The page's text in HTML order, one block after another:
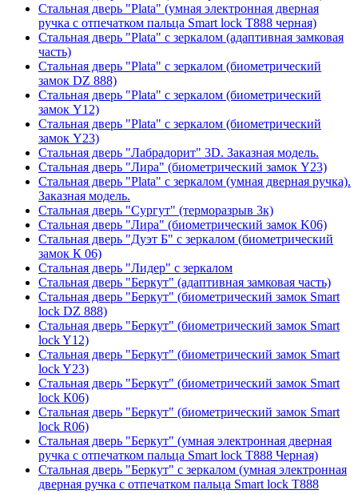
Стальная дверь "Plata" (умная электронная дверная
ручка с отпечатком пальца Smart lock T888 черная)
Стальная дверь "Plata" с зеркалом (адаптивная замковая
часть)
Стальная дверь "Plata" с зеркалом (биометрический
замок DZ 888)
Стальная дверь "Plata" с зеркалом (биометрический
замок Y12)
Стальная дверь "Plata" с зеркалом (биометрический
замок Y23)
Стальная дверь "Лабрадорит" 3D. Заказная модель.
Стальная дверь "Лира" (биометрический замок Y23)
Стальная дверь "Plata" с зеркалом (умная дверная ручка).
Заказная модель.
Стальная дверь "Сургут" (терморазрыв 3к)
Стальная дверь "Лира" (биометрический замок K06)
Стальная дверь "Дуэт Б" с зеркалом (биометрический
замок К 06)
Стальная дверь "Лидер" с зеркалом
Стальная дверь "Беркут" (адаптивная замковая часть)
Стальная дверь "Беркут" (биометрический замок Smart
lock DZ 888)
Стальная дверь "Беркут" (биометрический замок Smart
lock Y12)
Стальная дверь "Беркут" (биометрический замок Smart
lock Y23)
Стальная дверь "Беркут" (биометрический замок Smart
lock К06)
Стальная дверь "Беркут" (биометрический замок Smart
lock R06)
Стальная дверь "Беркут" (умная электронная дверная
ручка с отпечатком пальца Smart lock T888 Черная)
Стальная дверь "Беркут" с зеркалом (умная электронная
дверная ручка с отпечатком пальца Smart lock T888